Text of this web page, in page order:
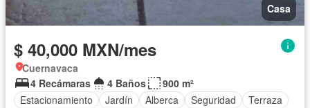
Casa
$ 40,000 MXN/mes
Cuernavaca
4 Recámaras
4 Baños
900 m²
Estacionamiento
Jardín Alberca Seguridad
Terraza